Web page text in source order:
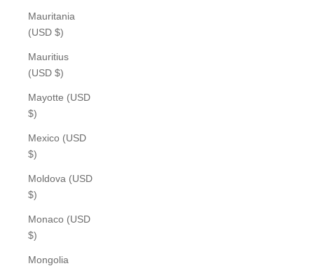
Mauritania
(USD $)
Mauritius
(USD $)
Mayotte (USD
$)
Mexico (USD
$)
Moldova (USD
$)
Monaco (USD
$)
Mongolia